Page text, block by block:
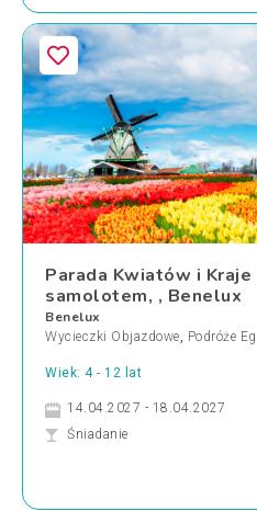
Parada Kwiatów i
samolotem, , Benelux
Benelux
Wycieczki Objazdowe, Podróże
Wiek: 4 - 12 lat
14.04.2027 - 18.04.2027
Śniadanie